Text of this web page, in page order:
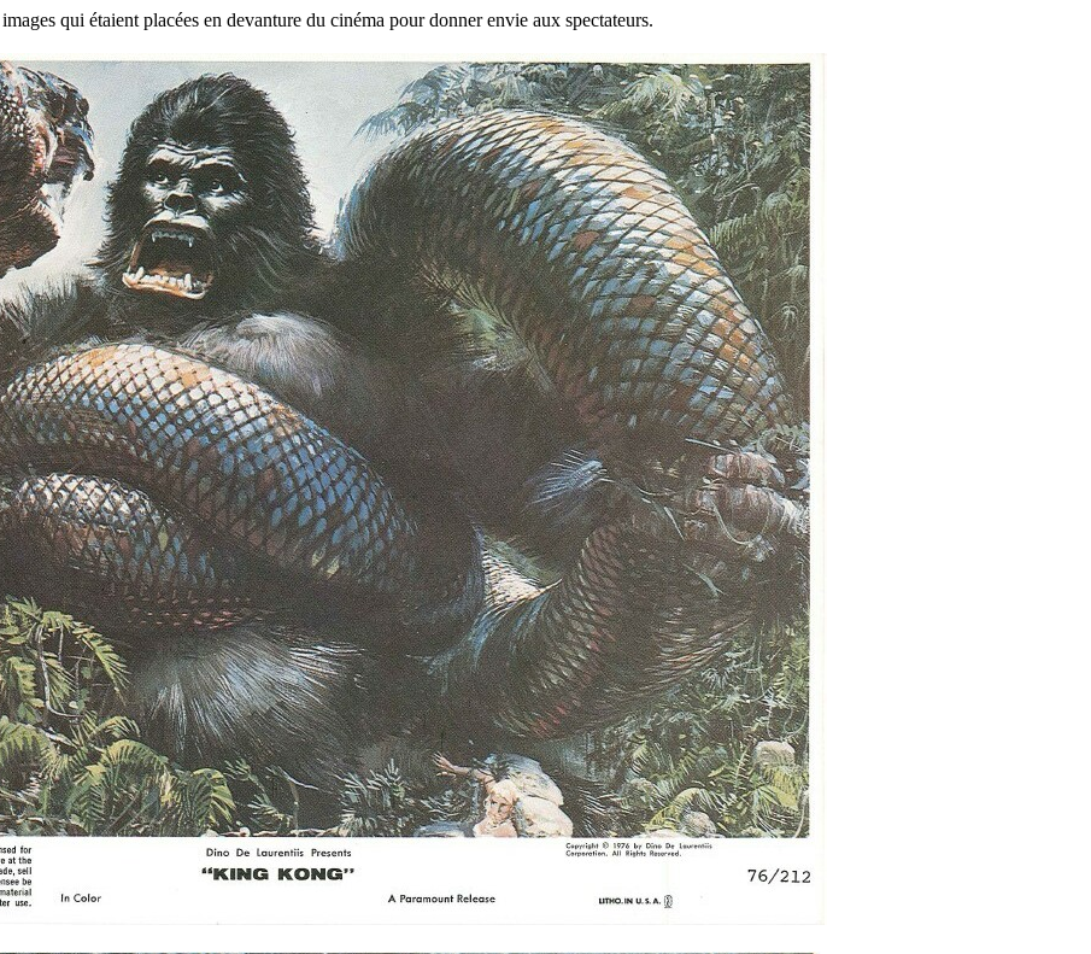
qui étaient placées en devanture du cinéma pour donner envie aux spectateurs.